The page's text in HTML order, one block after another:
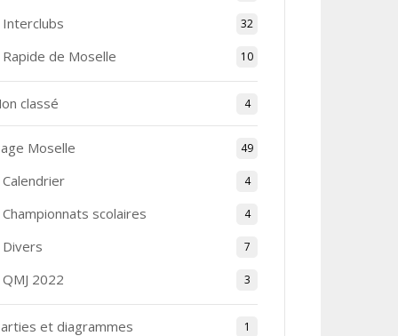
Interclubs 32
Rapide de Moselle 10
classé 4
Moselle 49
Calendrier 4
Championnats scolaires 4
Divers 7
QMJ 2022 3
et diagrammes 1